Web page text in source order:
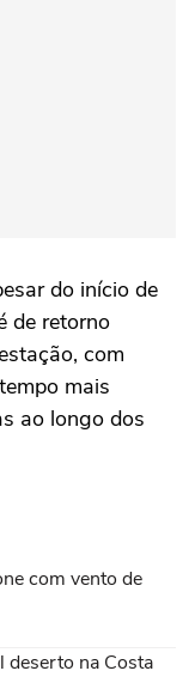
do início de
de retorno
com
mais
ao longo dos
com vento de
na Costa